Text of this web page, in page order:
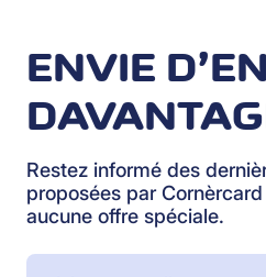
ENVIE
Restez informé des
proposées par
aucune offre spéciale.